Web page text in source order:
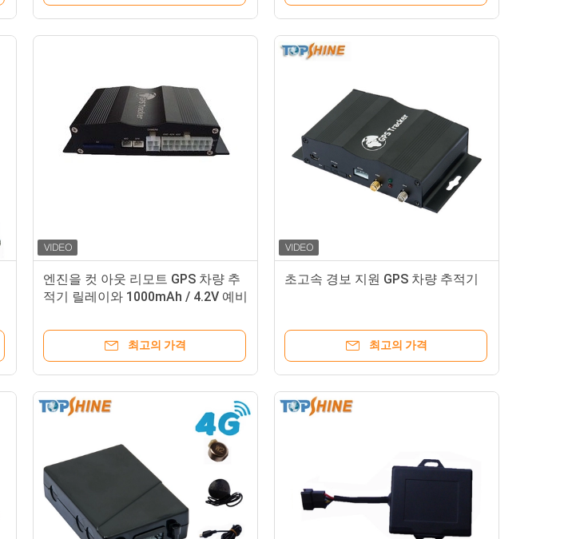
엔진을 컷 아웃 리모트 GPS 차량 추
적기 릴레이와 1000mAh / 4.2V 예비
최고의 가격
초고속 경보 지원 GPS 차량 추적기
최고의 가격